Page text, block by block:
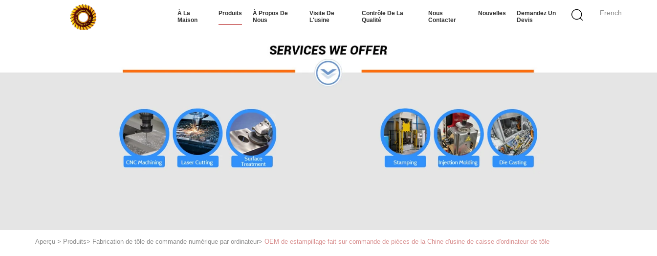
French
À La
Maison
Produits
À Propos De
Nous
Visite De
L'usine
Contrôle De La
Qualité
Nous
Contacter
Nouvelles
Demandez Un
Devis
Aperçu > Produits> Fabrication de tôle de commande numérique par ordinateur> OEM de estampillage fait sur commande de pièces de la Chine d'usine de caisse d'ordinateur de tôle